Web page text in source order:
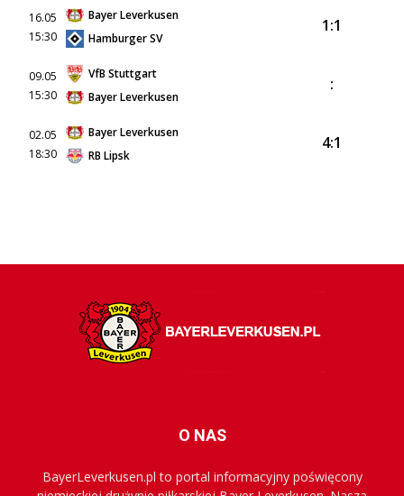
16.05
15:30
Bayer Leverkusen
Hamburger SV
1:1
09.05
15:30
VfB Stuttgart
Bayer Leverkusen
:
02.05
18:30
Bayer Leverkusen
RB Lipsk
4:1
O NAS
BayerLeverkusen.pl to portal informacyjny poświęcony